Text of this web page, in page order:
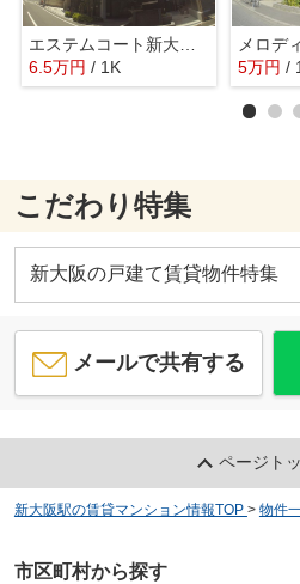
エステムコート新大阪11リンクス
6.5万円 / 1K
メロデ
5万円 /
こだわり特集
新大阪の戸建て賃貸物件特集
メールで共有する
ページト
新大阪駅の賃貸マンション情報TOP > 物件
市区町村から探す